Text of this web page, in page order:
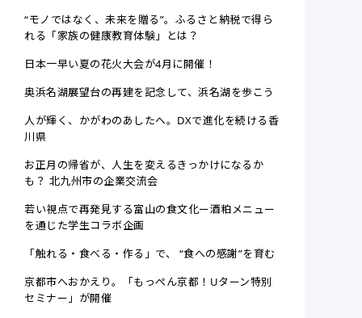
“モノではなく、未来を贈る”。ふるさと納税で得ら
れる「家族の健康教育体験」とは？
日本一早い夏の花火大会が4月に開催！
奥浜名湖展望台の再建を記念して、浜名湖を歩こう
人が輝く、かがわのあしたへ。DXで進化を続ける香
川県
お正月の帰省が、人生を変えるきっかけになるか
も？ 北九州市の企業交流会
若い視点で再発見する富山の食文化ー酒粕メニュー
を通じた学生コラボ企画
「触れる・食べる・作る」で、 “食への感謝”を育む
京都市へおかえり。「もっぺん京都！Uターン特別
セミナー」が開催